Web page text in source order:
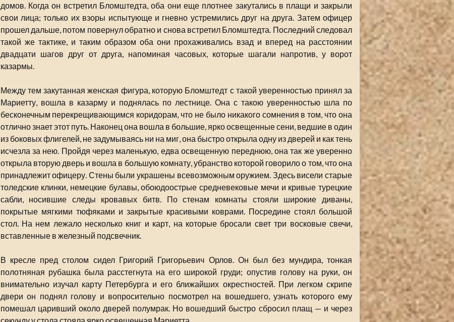
домов. Когда он встретил Бломштедта, оба они еще плотнее закутались в плащи и закрыли
свои лица; только их взоры испытующе и гневно устремились друг на друга. Затем офицер
прошел дальше, потом повернул обратно и снова встретил Бломштедта. Последний следовал
такой же тактике, и таким образом оба они прохаживались взад и вперед на расстоянии
двадцати шагов друг от друга, напоминая часовых, которые шагали напротив, у ворот
казармы.
Между тем закутанная женская фигура, которую Бломштедт с такой уверенностью принял за
Мариетту, вошла в казарму и поднялась по лестнице. Она с такою уверенностью шла по
бесконечным перекрещивающимся коридорам, что не было никакого сомнения в том, что она
отлично знает этот путь. Наконец она вошла в большие, ярко освещенные сени, ведшие в один
из боковых флигелей, не задумываясь ни на миг, она быстро открыла одну из дверей и как тень
исчезла за нею. Пройдя через маленькую, едва освещенную переднюю, она так же уверенно
открыла вторую дверь и вошла в большую комнату, убранство которой говорило о том, что она
принадлежит офицеру. Стены были украшены всевозможным оружием. Здесь висели старые
толедские клинки, немецкие булавы, обоюдоострые средневековые мечи и кривые турецкие
сабли, носившие следы кровавых битв. По стенам комнаты стояли широкие диваны,
покрытые мягкими тюфяками и закрытые красивыми коврами. Посредине стоял большой
стол. На нем лежало несколько книг и карт, на которые бросали свет три восковые свечи,
вставленные в железный подсвечник.
В кресле пред столом сидел Григорий Григорьевич Орлов. Он был без мундира, тонкая
полотняная рубашка была расстегнута на его широкой груди; опустив голову на руки, он
внимательно изучал карту Петербурга и его ближайших окрестностей. При легком скрипе
двери он поднял голову и вопросительно посмотрел на вошедшего, узнать которого ему
помешал царивший около дверей полумрак. Но вошедший быстро сбросил плащ — и через